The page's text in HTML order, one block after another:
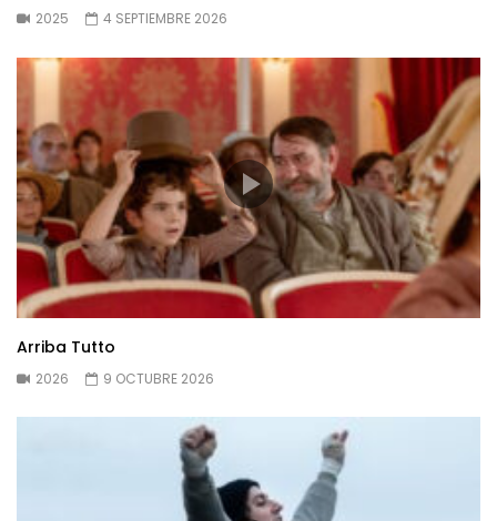
2025 4 SEPTIEMBRE 2026
Arriba Tutto
2026 9 OCTUBRE 2026